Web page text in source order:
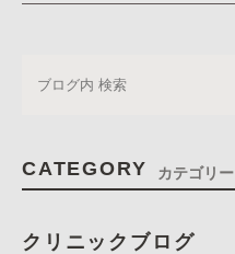
CATEGORY カテゴリー
クリニックブログ